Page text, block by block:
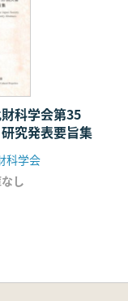
科学会第35
究発表要旨集
科学会
し